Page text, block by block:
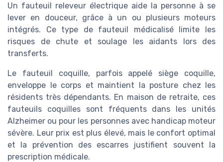
Un fauteuil releveur électrique aide la personne à se
lever en douceur, grâce à un ou plusieurs moteurs
intégrés. Ce type de fauteuil médicalisé limite les
risques de chute et soulage les aidants lors des
transferts.
Le fauteuil coquille, parfois appelé siège coquille,
enveloppe le corps et maintient la posture chez les
résidents très dépendants. En maison de retraite, ces
fauteuils coquilles sont fréquents dans les unités
Alzheimer ou pour les personnes avec handicap moteur
sévère. Leur prix est plus élevé, mais le confort optimal
et la prévention des escarres justifient souvent la
prescription médicale.